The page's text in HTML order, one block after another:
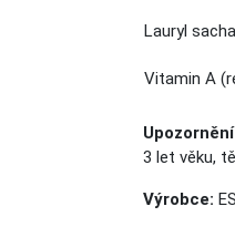
Lauryl
Vitamin A
3 let věku,
Výrobce: